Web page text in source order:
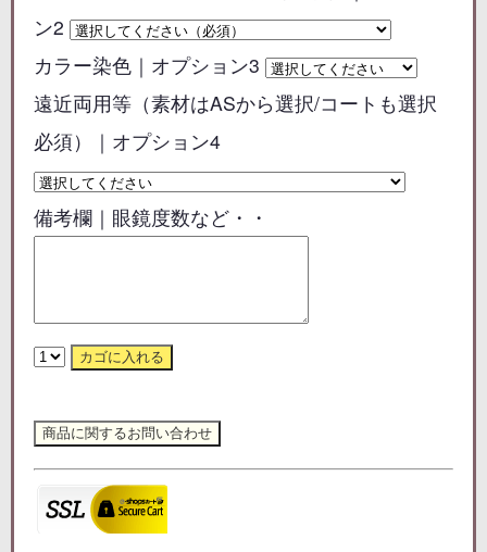
ン2
カラー染色｜オプション3
遠近両用等（素材はASから選択/コートも選択
必須）｜オプション4
備考欄｜眼鏡度数など・・